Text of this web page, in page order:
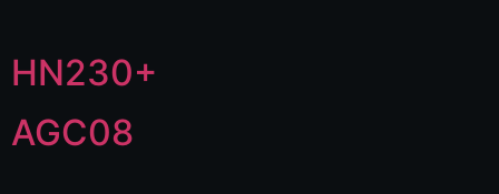
HN230+
AGC08